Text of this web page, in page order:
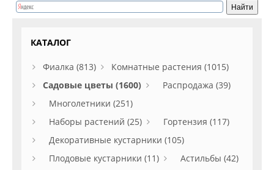
КАТАЛОГ
Фиалка (813)
Комнатные растения (1015)
Садовые цветы (1600)
Распродажа (39)
Многолетники (251)
Наборы растений (25)
Гортензия (117)
Декоративные кустарники (105)
Плодовые кустарники (11)
Астильбы (42)